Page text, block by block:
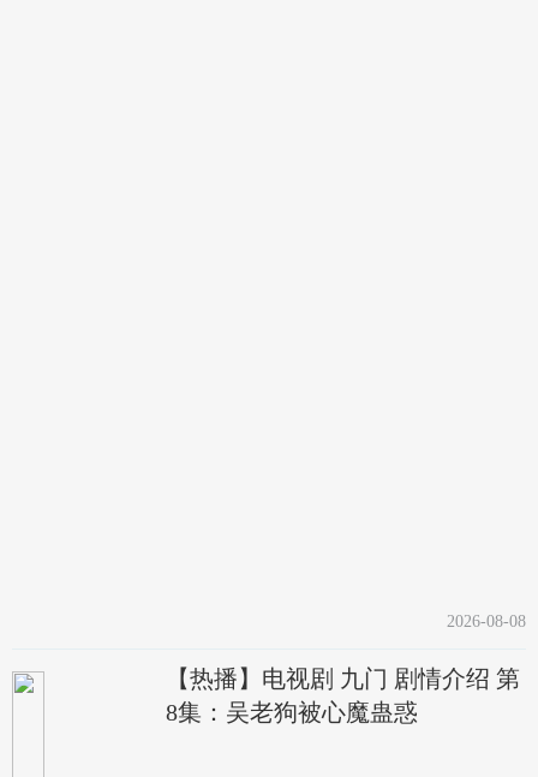
2026-08-08
【热播】电视剧 九门 剧情介绍 第
8集：吴老狗被心魔蛊惑